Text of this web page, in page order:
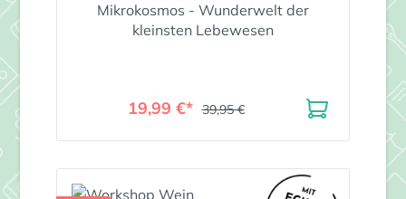
Mikrokosmos - Wunderwelt der
kleinsten Lebewesen
19,99 €* 39,95 €